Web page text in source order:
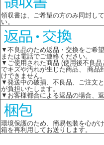
領収書は、ご希望の方のみ同封し
い。
▼不良品のため返品・交換をご希
または電話でご連絡ください。
▼ご使用された商品 (使用後不良
でキズや汚れが生じた商品、 商品
けできません。
▼発送中の破損、不良品、ご注文
が負担いたします。
▼お客様都合による返品の場合、
環境保護のため、簡易包装を心が
箱を再利用してお送りします。